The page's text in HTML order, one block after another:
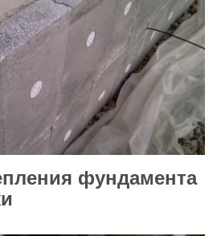
фундамента